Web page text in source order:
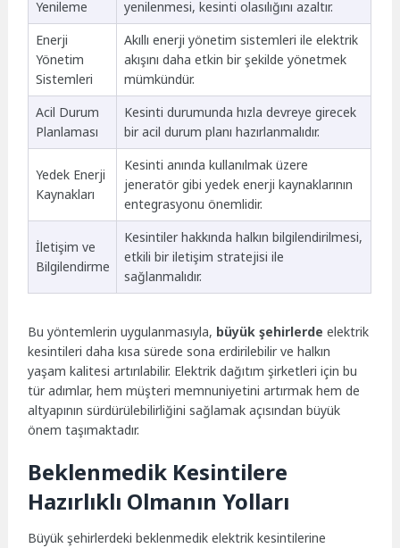
Yenileme
yenilenmesi, kesinti olasılığını azaltır.
Enerji
Yönetim
Sistemleri
Akıllı enerji yönetim sistemleri ile elektrik
akışını daha etkin bir şekilde yönetmek
mümkündür.
Acil Durum
Planlaması
Kesinti durumunda hızla devreye girecek
bir acil durum planı hazırlanmalıdır.
Yedek Enerji
Kaynakları
Kesinti anında kullanılmak üzere
jeneratör gibi yedek enerji kaynaklarının
entegrasyonu önemlidir.
İletişim ve
Bilgilendirme
Kesintiler hakkında halkın bilgilendirilmesi,
etkili bir iletişim stratejisi ile
sağlanmalıdır.
Bu yöntemlerin uygulanmasıyla, büyük şehirlerde elektrik
kesintileri daha kısa sürede sona erdirilebilir ve halkın
yaşam kalitesi artırılabilir. Elektrik dağıtım şirketleri için bu
tür adımlar, hem müşteri memnuniyetini artırmak hem de
altyapının sürdürülebilirliğini sağlamak açısından büyük
önem taşımaktadır.
Beklenmedik Kesintilere
Hazırlıklı Olmanın Yolları
Büyük şehirlerdeki beklenmedik elektrik kesintilerine